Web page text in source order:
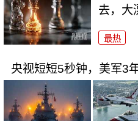
去，大
最热
央视短短5秒钟，美军3